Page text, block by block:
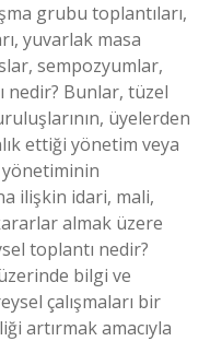
grubu toplantıları,
yuvarlak masa
sempozyumlar,
nedir? Bunlar, tüzel
üyelerden
ettiği yönetim veya
ilişkin idari, mali,
almak üzere
toplantı nedir?
bilgi ve
çalışmaları bir
artırmak amacıyla